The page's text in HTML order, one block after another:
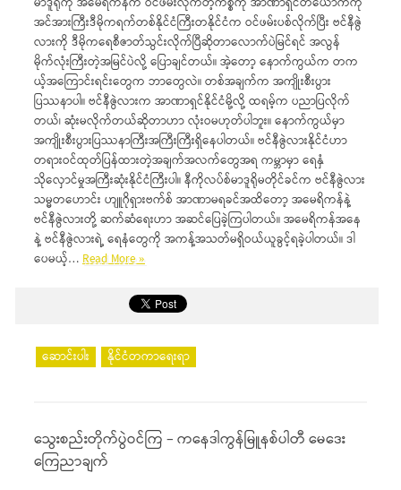
အင်အားကြီးဒီမိုကရက်တစ်နိုင်ငံကြီးတနိုင်ငံက ဝင်ဖမ်းပစ်လိုက်ပြီး ဗင်နီဇွဲ
လားကို ဒီမိုကရေစီဇာတ်သွင်းလိုက်ပြီဆိုတာလောက်ပဲမြင်ရင် အလွန်
မိုက်လုံးကြီးတဲ့အမြင်ပဲလို့ ပြောချင်တယ်။ အဲ့တော့ နောက်ကွယ်က တက
ယ့်အကြောင်းရင်းတွေက ဘာတွေလဲ။ တစ်အချက်က အကျိုးစီးပွား
ပြဿနာပါ။ ဗင်နီဇွဲလားက အာဏာရှင်နိုင်ငံမို့လို့ ထရမ့်က ပညာပြလိုက်
တယ်၊ ဆုံးမလိုက်တယ်ဆိုတာဟာ လုံးဝမဟုတ်ပါဘူး။ နောက်ကွယ်မှာ
အကျိုးစီးပွားပြဿနာကြီးအကြီးကြီးရှိနေပါတယ်။ ဗင်နီဇွဲလားနိုင်ငံဟာ
တရားဝင်ထုတ်ပြန်ထားတဲ့အချက်အလက်တွေအရ ကမ္ဘာမှာ ရေနှံ
သိုလှောင်မှုအကြီးဆုံးနိုင်ငံကြီးပါ။ နီကိုလပ်စ်မာဒူရိုမတိုင်ခင်က ဗင်နီဇွဲလား
သမ္မတဟောင်း ဟျူဂိုရှားဗက်စ် အာဏာမရခင်အထိတော့ အမေရိကန်နဲ့
ဗင်နီဇွဲလားတို့ ဆက်ဆံရေးဟာ အဆင်ပြေခဲ့ကြပါတယ်။ အမေရိကန်အနေ
နဲ့ ဗင်နီဇွဲလားရဲ့ ရေနံတွေကို အကန့်အသတ်မရှိဝယ်ယူခွင့်ရခဲ့ပါတယ်။ ဒါ
ပေမယ့်…Read More »
ဆောင်းပါး နိုင်ငံတကာရေးရာ
သွေးစည်းတိုက်ပွဲဝင်ကြ – ကနေဒါကွန်မြူနစ်ပါတီ မေဒေး
ကြေညာချက်